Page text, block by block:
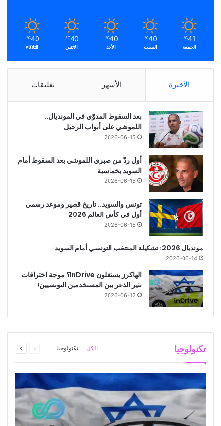
41
℃
الجمعة
40
℃
السبت
40
℃
الأحد
40
℃
الأثنين
40
℃
الثلاثاء
الأخيرة الأشهر تعليقات
بعد السقوط المدوّي في المونديال..
اللموشي على أبواب الرحيل
2026-06-15
أول ردّ من صبري اللموشي بعد السقوط أمام
السويد بخماسية
2026-06-15
تونس والسويد.. تاريخ قصير وموعد رسمي
أول في كأس العالم 2026
2026-06-15
مونديال 2026: تشكيلة المنتخب التونسي أمام السويد
2026-06-14
الهاكرز يستغلون InDrive؟ موجة اختراقات
تثير الذعر بين المستخدمين التونسيين!
2026-06-12
أخبار اليوم
2026-06-05
أخبار اليوم
تكنولوجيا الكل تكنولوجيا
الصفحة